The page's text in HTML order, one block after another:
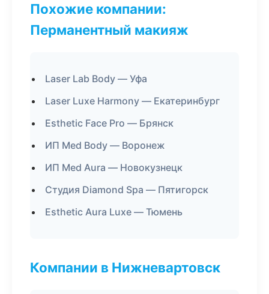
Похожие компании:
Перманентный макияж
Laser Lab Body — Уфа
Laser Luxe Harmony — Екатеринбург
Esthetic Face Pro — Брянск
ИП Med Body — Воронеж
ИП Med Aura — Новокузнецк
Студия Diamond Spa — Пятигорск
Esthetic Aura Luxe — Тюмень
Компании в Нижневартовск